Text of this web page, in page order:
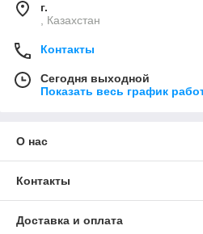
г.
, Казахстан
Контакты
Сегодня выходной
Показать весь график
О нас
Контакты
Доставка и оплата